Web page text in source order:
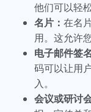
他们可以轻
名片： 在名
用。这允许
电子邮件签
码可以让用
入。
会议或研讨